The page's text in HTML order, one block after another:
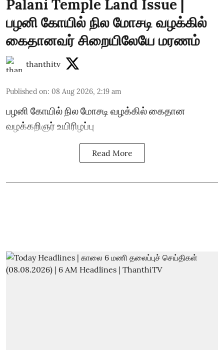
Palani Temple Land Issue |
பழனி கோயில் நில மோசடி வழக்கில்
கைதானவர் சிறையிலேயே மரணம்
thanthitv
Published on: 08 Aug 2026, 2:19 am
பழனி கோயில் நில மோசடி வழக்கில் கைதான
வழக்கறிஞர் உயிரிழப்பு
Read More